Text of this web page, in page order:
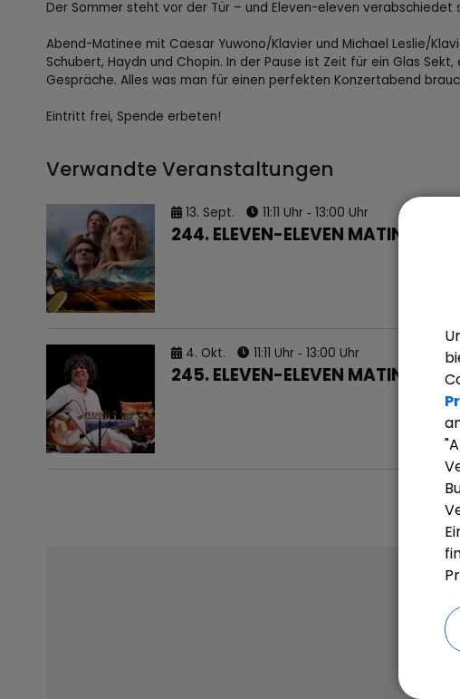
Der Sommer steht vor der Tür – und Eleven-eleven verabschiedet
Abend-Matinee mit Caesar Yuwono/Klavier und Michael Leslie/
Schubert, Haydn und Chopin. In der Pause ist Zeit für ein Glas
Gespräche. Alles was man für einen perfekten Konzertabend
Eintritt frei, Spende erbeten!
Verwandte Veranstaltungen
13. Sept. 11:11 Uhr ‐ 13:00 Uhr
244. ELEVEN-ELEVEN MATINEE:
4. Okt. 11:11 Uhr ‐ 13:00 Uhr
245. ELEVEN-ELEVEN MATINEE: